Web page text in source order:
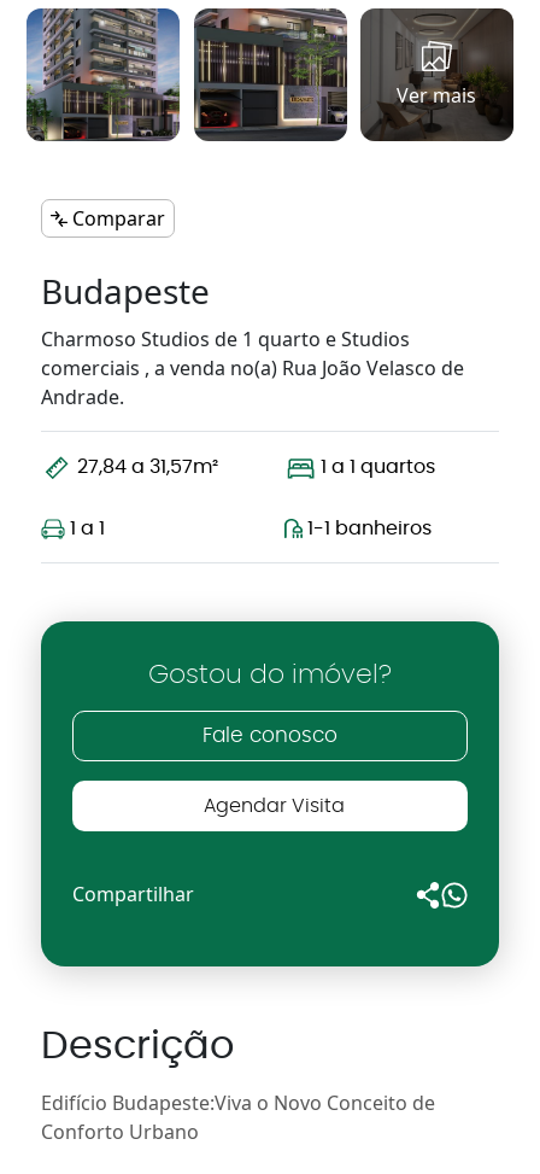
Ver mais
Budapeste
Comparar
Charmoso Studios de 1 quarto e Studios
comerciais , a venda no(a) Rua João Velasco de
Andrade.
27,84 a 31,57m² 1 a 1 quartos
1 a 1 1-1 banheiros
Gostou do imóvel?
Fale conosco
Agendar Visita
Compartilhar
Descrição
Edifício Budapeste:Viva o Novo Conceito de
Conforto Urbano